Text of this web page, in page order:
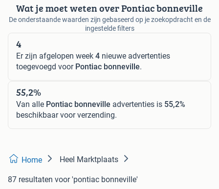
Wat je moet weten over Pontiac bonneville
De onderstaande waarden zijn gebaseerd op je zoekopdracht en de
ingestelde filters
4
Er zijn afgelopen week 4 nieuwe advertenties
toegevoegd voor Pontiac bonneville.
55,2%
Van alle Pontiac bonneville advertenties is 55,2%
beschikbaar voor verzending.
Home Heel Marktplaats
87 resultaten voor 'pontiac bonneville'